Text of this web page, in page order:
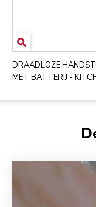
DRAADLOZE
MET BATTERIJ -